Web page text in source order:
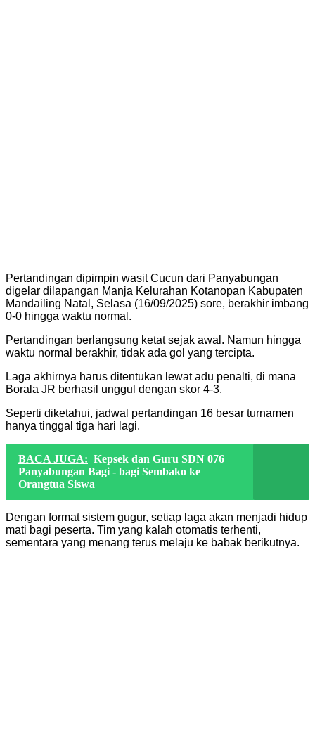
Pertandingan dipimpin wasit Cucun dari Panyabungan
digelar dilapangan Manja Kelurahan Kotanopan Kabupaten
Mandailing Natal, Selasa (16/09/2025) sore, berakhir imbang
0-0 hingga waktu normal.
Pertandingan berlangsung ketat sejak awal. Namun hingga
waktu normal berakhir, tidak ada gol yang tercipta.
Laga akhirnya harus ditentukan lewat adu penalti, di mana
Borala JR berhasil unggul dengan skor 4-3.
Seperti diketahui, jadwal pertandingan 16 besar turnamen
hanya tinggal tiga hari lagi.
BACA JUGA: Kepsek dan Guru SDN 076
Panyabungan Bagi - bagi Sembako ke
Orangtua Siswa
Dengan format sistem gugur, setiap laga akan menjadi hidup
mati bagi peserta. Tim yang kalah otomatis terhenti,
sementara yang menang terus melaju ke babak berikutnya.